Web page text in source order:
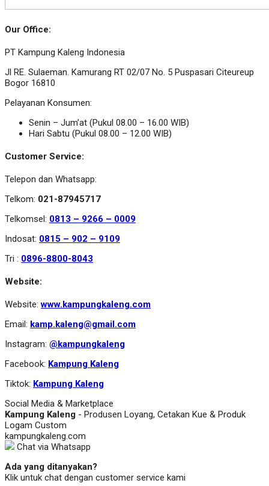
Our Office:
PT Kampung Kaleng Indonesia
Jl RE. Sulaeman. Kamurang RT 02/07 No. 5 Puspasari Citeureup
Bogor 16810
Pelayanan Konsumen:
Senin – Jum’at (Pukul 08.00 – 16.00 WIB)
Hari Sabtu (Pukul 08.00 – 12.00 WIB)
Customer Service:
Telepon dan Whatsapp:
Telkom: 021-87945717
Telkomsel: 0813 – 9266 – 0009
Indosat: 0815 – 902 – 9109
Tri : 0896-8800-8043
Website:
Website:www.kampungkaleng.com
Email: kamp.kaleng@gmail.com
Instagram: @kampungkaleng
Facebook: Kampung Kaleng
Tiktok: Kampung Kaleng
Social Media & Marketplace
Kampung Kaleng - Produsen Loyang, Cetakan Kue & Produk
Logam Custom
kampungkaleng.com
Chat via Whatsapp
Ada yang ditanyakan?
Klik untuk chat dengan customer service kami